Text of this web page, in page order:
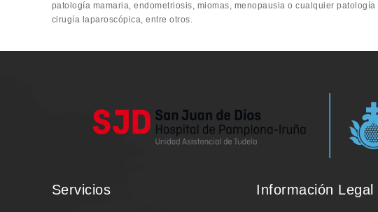
patología mamaria, endometriosis, miomas, menopausia o cualquier
cirugía laparoscópica, entre otros.
Servicios Información Legal